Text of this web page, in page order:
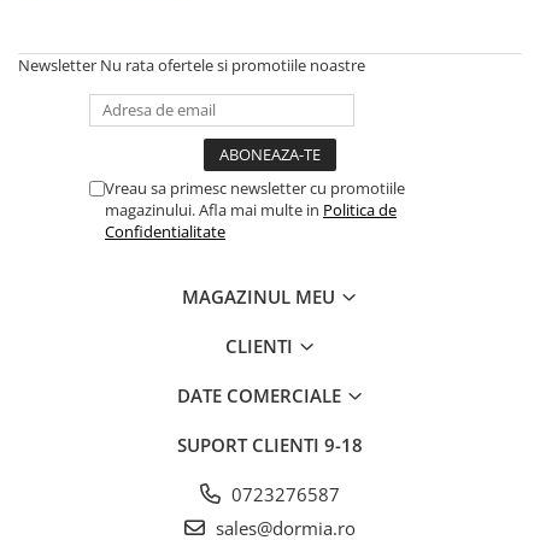
Newsletter Nu rata ofertele si promotiile noastre
Vreau sa primesc newsletter cu promotiile
magazinului. Afla mai multe in Politica de
Confidentialitate
MAGAZINUL MEU
CLIENTI
DATE COMERCIALE
SUPORT CLIENTI 9-18
0723276587
sales@dormia.ro